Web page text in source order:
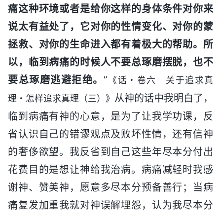
痛这种环境或者是给你这样的身体条件对你来
说太有益处了，它对你的性情变化、对你的蒙
拯救、对你的生命进入都有着极大的帮助。所
以，临到病痛的时候人不要总琢磨摆脱，也不
要总琢磨逃避拒绝。 ” 《话・卷六 关于追求真
理・怎样追求真理（三）》 从神的话中我明白了，
临到病痛有神的心意，是为了让我学功课，反
省认识自己的错谬观点及败坏性情，还有信神
的奢侈欲望。我反省到自己这些年尽本分付出
花费目的是想让神给我治病。病痛减轻时我感
谢神、赞美神，愿意多尽本分预备善行；当病
痛复发加重我就对神误解埋怨，认为我尽本分